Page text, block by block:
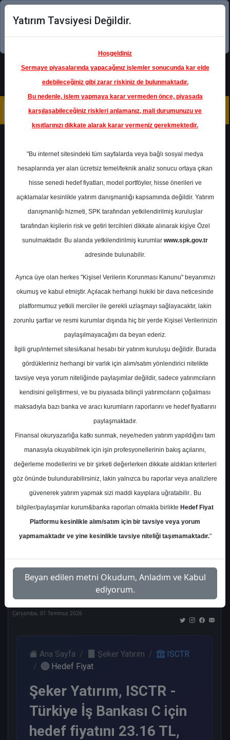
Şimdi uygulamayı indirin!
ISCTR- TÜRKİYE İŞ BANKASI
A.Ş.
Hedef Fiyat 23.16 ₺
Getiri
%0.00
0 0
En Yüksek Tahmin
Ortalama Fiyat Tahmini
Ortalama Getiri Potansiyeli
Kurum Sayısı
21
10 1
Paralel
Get.
3
Üstü
Get.
4
Yok
1
2
Çarşamba, 01 Temmuz 2026
Ana Sayfa Şeker Yatırım
ISCTR
Hedef Fiyat
Şeker Yatırım, ISCTR -
Türkiye İş Bankası C için
hedef fiyatını 23.16 TL,
Yatırım Tavsiyesi Değildir.
Hoşgeldiniz
Sermaye piyasalarında yapacağınız işlemler sonucunda kar elde
edebileceğiniz gibi zarar riskiniz de bulunmaktadır.
Bu nedenle, işlem yapmaya karar vermeden önce, piyasada
karşılaşabileceğiniz riskleri anlamanız, mali durumunuzu ve
kısıtlarınızı dikkate alarak karar vermeniz gerekmektedir.
"Bu internet sitesindeki tüm sayfalarda veya bağlı sosyal medya
hesaplarında yer alan ücretsiz temel/teknik analiz sonucu ortaya çıkan
hisse senedi hedef fiyatları, model portföyler, hisse önerileri ve
açıklamalar kesinlikle yatırım danışmanlığı kapsamında değildir. Yatırım
danışmanlığı hizmeti, SPK tarafından yetkilendirilmiş kuruluşlar
tarafından kişilerin risk ve getiri tercihleri dikkate alınarak kişiye Özel
sunulmaktadır. Bu alanda yetkilendirilmiş kurumlar www.spk.gov.tr
adresinde bulunabilir.
Ayrıca üye olan herkes "Kişisel Verilerin Korunması Kanunu" beyanımızı
okumuş ve kabul etmiştir. Açılacak herhangi hukiki bir dava neticesinde
platformumuz yetkili merciler ile gerekli uzlaşmayı sağlayacaktır, lakin
zorunlu şartlar ve resmi kurumlar dışında hiç bir yerde Kişisel Verilerinizin
paylaşılmayacağını da beyan ederiz.
İlgili grup/internet sitesi/kanal hesabı bir yatırım kuruluşu değildir. Burada
gördükleriniz herhangi bir varlık için alım/satım yönlendirici nitelikte
tavsiye veya yorum niteliğinde paylaşımlar değildir, sadece yatırımcıların
kendisini geliştirmesi, ve bu piyasada bilinçli yatırımcıların çoğalması
maksadıyla bazı banka ve aracı kurumların raporlarını ve hedef fiyatlarını
paylaşmaktadır.
Finansal okuryazarlığa katkı sunmak, neye/neden yatırım yapıldığını tam
manasıyla okuyabilmek için işin profesyonellerinin bakış açılarını,
değerleme modellerini ve bir şirketi değerlerken dikkate aldıkları kriterleri
göz önünde bulundurabilirsiniz, lakin yalnızca bu raporlar veya analizlere
güvenerek yatırım yapmak sizi maddi kayıplara uğratabilir.. Bu
bilgiler/paylaşımlar kurum&banka raporları olmakla birlikte Hedef Fiyat
Platformu kesinlikle alım/satım için bir tavsiye veya yorum
yapmamaktadır ve yine kesinlikle tavsiye niteliği taşımamaktadır."
Beyan edilen metni Okudum, Anladım ve Kabul
ediyorum.